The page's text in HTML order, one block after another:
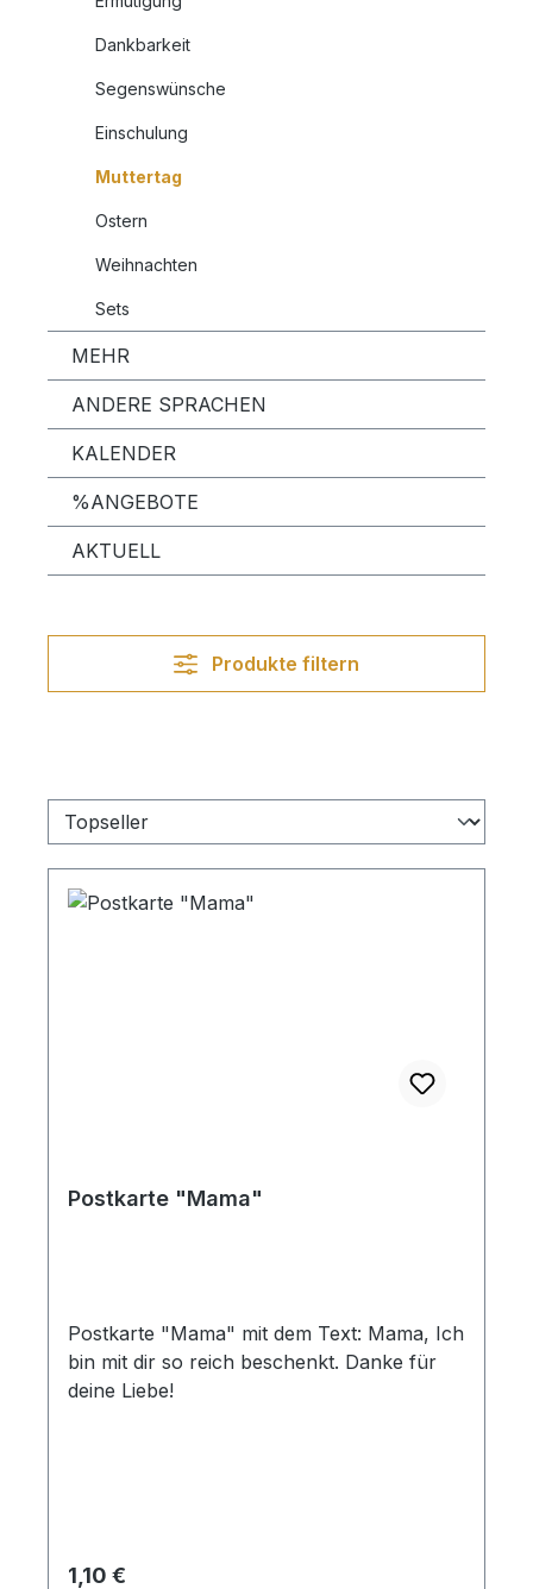
Dankbarkeit
Segenswünsche
Einschulung
Muttertag
Ostern
Weihnachten
Sets
MEHR
ANDERE SPRACHEN
KALENDER
%ANGEBOTE
AKTUELL
Produkte filtern
Postkarte "Mama"
Postkarte "Mama" mit dem Text: Mama, Ich
bin mit dir so reich beschenkt. Danke für
deine Liebe!
Regulärer Preis:
1,10 €